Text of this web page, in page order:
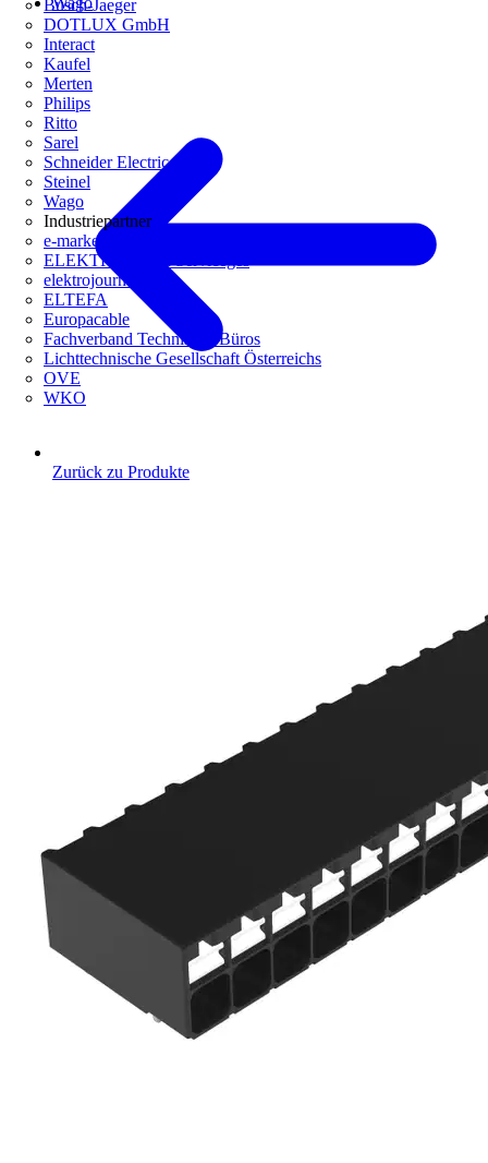
Busch-Jaeger
DOTLUX GmbH
Interact
Kaufel
Merten
Philips
Ritto
Sarel
Schneider Electric
Steinel
Wago
Industriepartner
e-marke
ELEKTRO Daten Serviceges
elektrojournal
ELTEFA
Europacable
Fachverband Technische Büros
Lichttechnische Gesellschaft Österreichs
OVE
WKO
Zurück zu Produkte